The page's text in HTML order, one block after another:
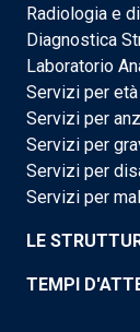
Radiologia e
Diagnostica
Laboratorio
Servizi per
Servizi per
Servizi per
Servizi per
Servizi per
LE
TEMPI